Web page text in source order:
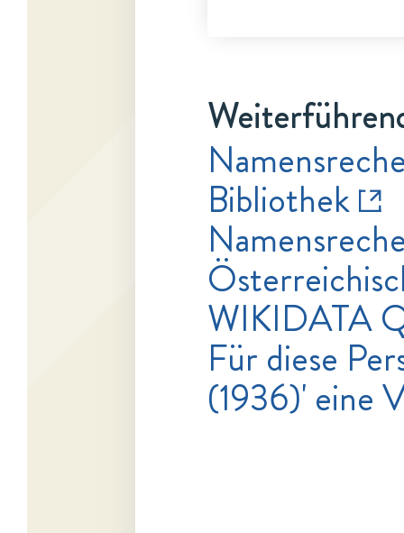
Bibliothek
WIKIDATA
Für diese
(1936)' eine